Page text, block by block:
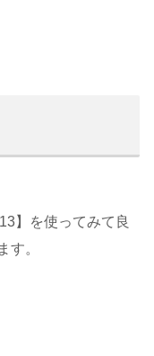
】を使ってみて良
す。